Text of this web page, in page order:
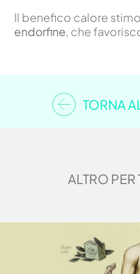
Il benefico calore
endorfine, che
TORNA
ALTRO PER